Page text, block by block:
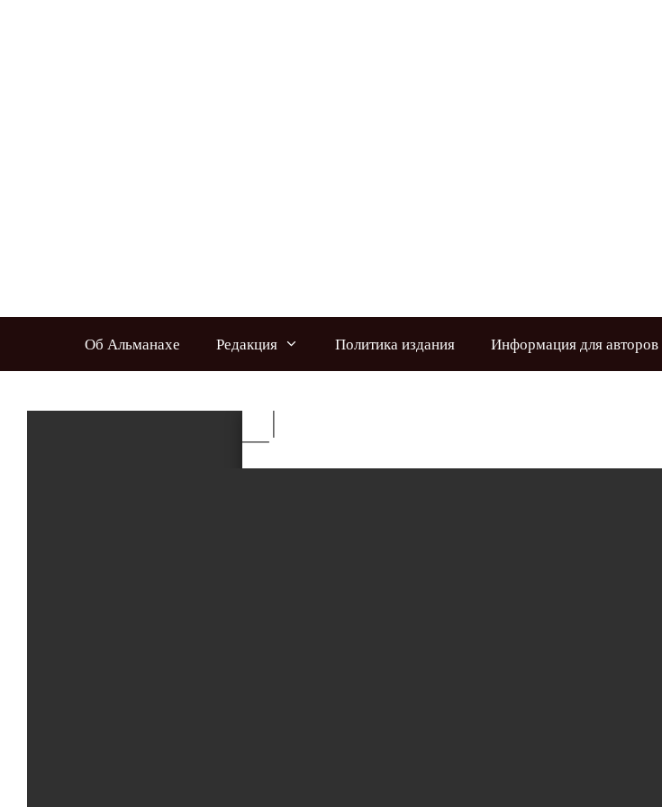
Об Альманахе Редакция Политика издания Информация для авторов